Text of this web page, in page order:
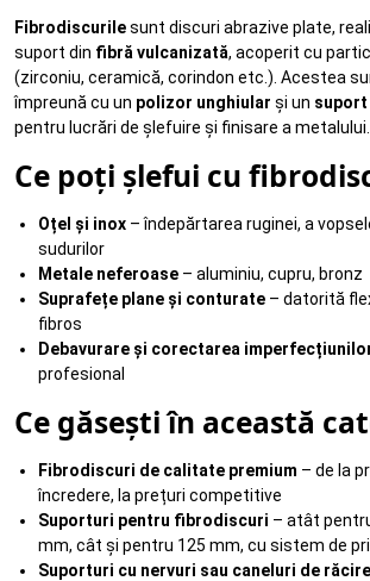
Fibrodiscurilesunt discuri abrazive plate,
suport din fibră vulcanizată, acoperit cu
(zirconiu, ceramică, corindon etc.). Acestea
împreună cu un polizor unghiular și un suport
pentru lucrări de șlefuire și finisare a metalului.
Ce poți șlefui cu
Oțel și inox – îndepărtarea ruginei, a
sudurilor
Metale neferoase – aluminiu, cupru, bronz
Suprafețe plane și conturate – datorită
fibros
Debavurare și corectarea
profesional
Ce găsești în această
Fibrodiscuri de calitate premium – de la
încredere, la prețuri competitive
Suporturi pentru fibrodiscuri – atât
mm, cât și pentru 125 mm, cu sistem de
Suporturi cu nervuri sau caneluri de răcire